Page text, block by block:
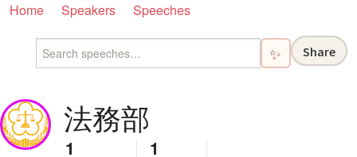
Home Speakers Speeches
✨ Share
法務部
1 1